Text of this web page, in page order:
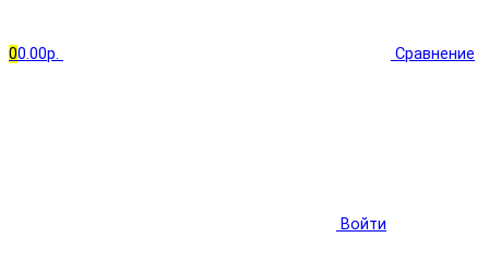
00.00р. Сравнение
Войти